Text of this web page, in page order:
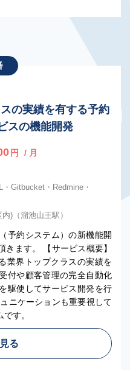
の実績を有する予約
スの機能開発
円 / 月
Gitbucket・Redmine・
)（溜池山王駅）
予約システム）の新機能開
ます。 【サービス概要】
業界トップクラスの実績を
付や顧客管理の完全自動化
駆使してサービス開発を行
ニケーションも重要視して
す。
る